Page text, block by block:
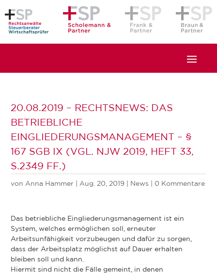
20.08.2019 – RECHTSNEWS: DAS
BETRIEBLICHE
EINGLIEDERUNGSMANAGEMENT – §
167 SGB IX (VGL. NJW 2019, HEFT 33,
S.2349 FF.)
von Anna Hammer Aug. 20, 2019 News 0 Kommentare
Das betriebliche Eingliederungsmanagement ist ein
System, welches ermöglichen soll, erneuter
Arbeitsunfähigkeit vorzubeugen und dafür zu sorgen,
dass der Arbeitsplatz möglichst auf Dauer erhalten
bleiben soll und kann.
Hiermit sind nicht die Fälle gemeint, in denen